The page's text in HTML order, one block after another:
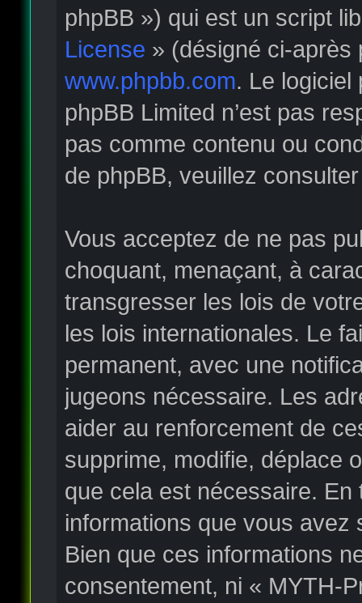
phpBB ») qui est un script
License » (désigné ci-après
www.phpbb.com. Le logiciel
phpBB Limited n’est pas
pas comme contenu ou
de phpBB, veuillez
Vous acceptez de ne pas
choquant, menaçant, à
transgresser les lois de
les lois internationales. Le
permanent, avec une
jugeons nécessaire. Les
aider au renforcement de
supprime, modifie, déplace
que cela est nécessaire.
informations que vous
Bien que ces informations
consentement, ni « MYTH-